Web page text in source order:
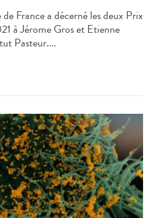
France a décerné les deux Prix
à Jérome Gros et Etienne
Pasteur....